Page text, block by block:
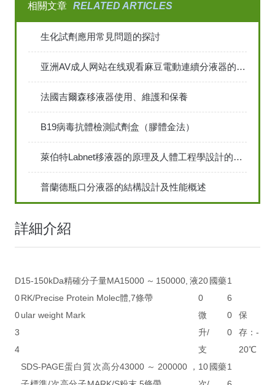
相關文章 RELATED ARTICLES
生化試劑應用常見問題的探討
亚洲AV成人网站在线观看麻豆電動連續分液器的主要結構特點和應用
法國吉爾森移液器使用、維護和保養
B19病毒抗體檢測試劑盒（膠體金法）
萊伯特Labnet移液器的原理及人體工程學設計的主要考慮
普蘭德瓶口分液器的結構設計及性能概述
詳細介紹
D
0
0
3
4
15-150kDa精確分子量MA
RK/Precise Protein Molec
ular weight Mark
15000～150000,液
體,7條帶
20
0
微
升/
支
國藥1
6
0
0
保
存：-
20℃
SDS-PAGE蛋白質次高分43000～200000， 10 國藥1